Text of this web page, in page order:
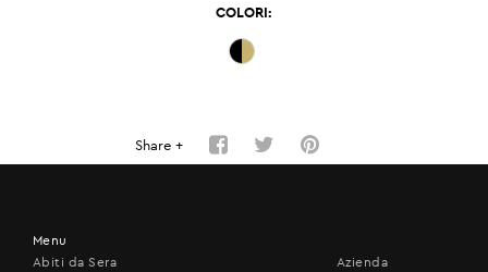
COLORI:
Share +
Menu
Abiti da Sera
Azienda